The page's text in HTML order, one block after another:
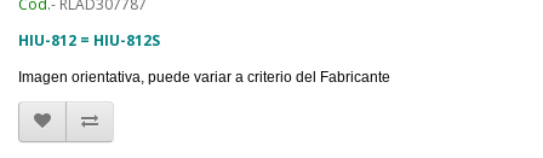
HIU-812 = HIU-812S
Imagen orientativa, puede variar a criterio del Fabricante